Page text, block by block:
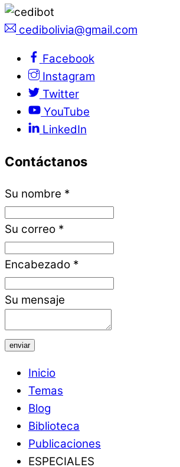
cedibolivia@gmail.com
Facebook
Instagram
Twitter
YouTube
LinkedIn
Contáctanos
Su nombre *
Su correo *
Encabezado *
Su mensaje
enviar
Inicio
Temas
Blog
Biblioteca
Publicaciones
ESPECIALES